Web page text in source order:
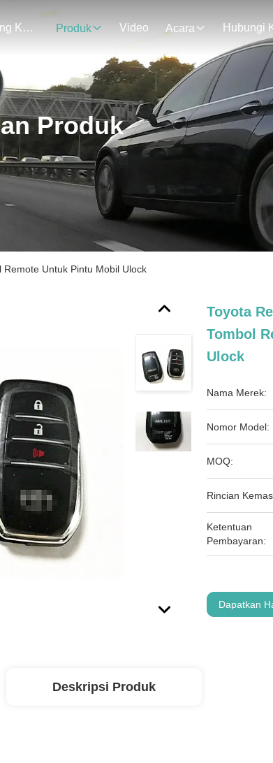
Tentang Kami Produk Video Acara
Produk
Untuk Pintu Mobil Ulock
Toyota
Tombol
Ulock
Nama Merek:
Nomor Model:
MOQ:
Rincian
Ketentuan
Pembayaran:
Dapatkan
Deskripsi Produk